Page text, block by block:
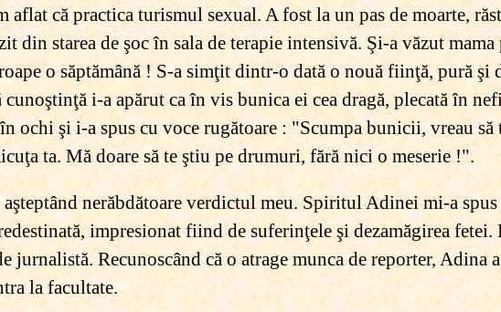
aflat că practica turismul sexual. A fost la un pas de moarte,
din starea de şoc în sala de terapie intensivă. Şi-a văzut mama
o săptămână ! S-a simţit dintr-o dată o nouă fiinţă, pură şi
i-a apărut ca în vis bunica ei cea dragă, plecată în
ochi şi i-a spus cu voce rugătoare : "Scumpa bunicii, vreau să
ta. Mă doare să te ştiu pe drumuri, fără nici o meserie !".
nerăbdătoare verdictul meu. Spiritul Adinei mi-a spus
impresionat fiind de suferinţele şi dezamăgirea fetei.
jurnalistă. Recunoscând că o atrage munca de reporter, Adina a
la facultate.